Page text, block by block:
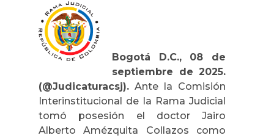
Bogotá D.C., 08 de
septiembre de 2025.
(@Judicaturacsj). Ante la Comisión
Interinstitucional de la Rama Judicial
tomó posesión el doctor Jairo
Alberto Amézquita Collazos como